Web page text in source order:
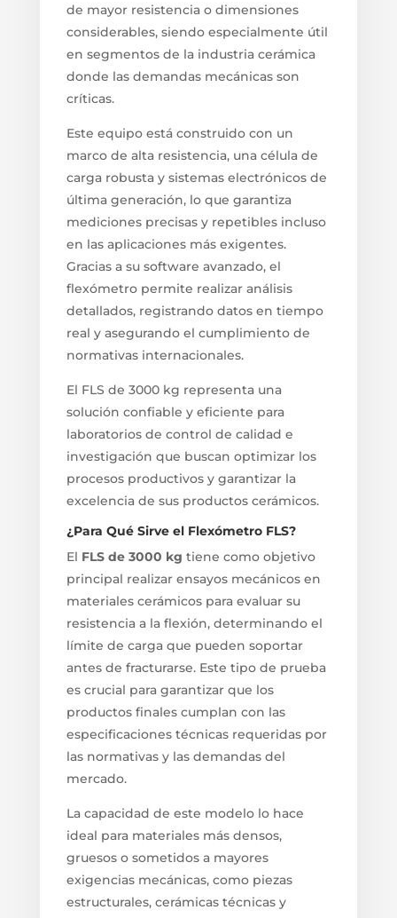
de mayor resistencia o dimensiones
considerables, siendo especialmente útil
en segmentos de la industria cerámica
donde las demandas mecánicas son
críticas.
Este equipo está construido con un
marco de alta resistencia, una célula de
carga robusta y sistemas electrónicos de
última generación, lo que garantiza
mediciones precisas y repetibles incluso
en las aplicaciones más exigentes.
Gracias a su software avanzado, el
flexómetro permite realizar análisis
detallados, registrando datos en tiempo
real y asegurando el cumplimiento de
normativas internacionales.
El FLS de 3000 kg representa una
solución confiable y eficiente para
laboratorios de control de calidad e
investigación que buscan optimizar los
procesos productivos y garantizar la
excelencia de sus productos cerámicos.
¿Para Qué Sirve el Flexómetro FLS?
El FLS de 3000 kg tiene como objetivo
principal realizar ensayos mecánicos en
materiales cerámicos para evaluar su
resistencia a la flexión, determinando el
límite de carga que pueden soportar
antes de fracturarse. Este tipo de prueba
es crucial para garantizar que los
productos finales cumplan con las
especificaciones técnicas requeridas por
las normativas y las demandas del
mercado.
La capacidad de este modelo lo hace
ideal para materiales más densos,
gruesos o sometidos a mayores
exigencias mecánicas, como piezas
estructurales, cerámicas técnicas y